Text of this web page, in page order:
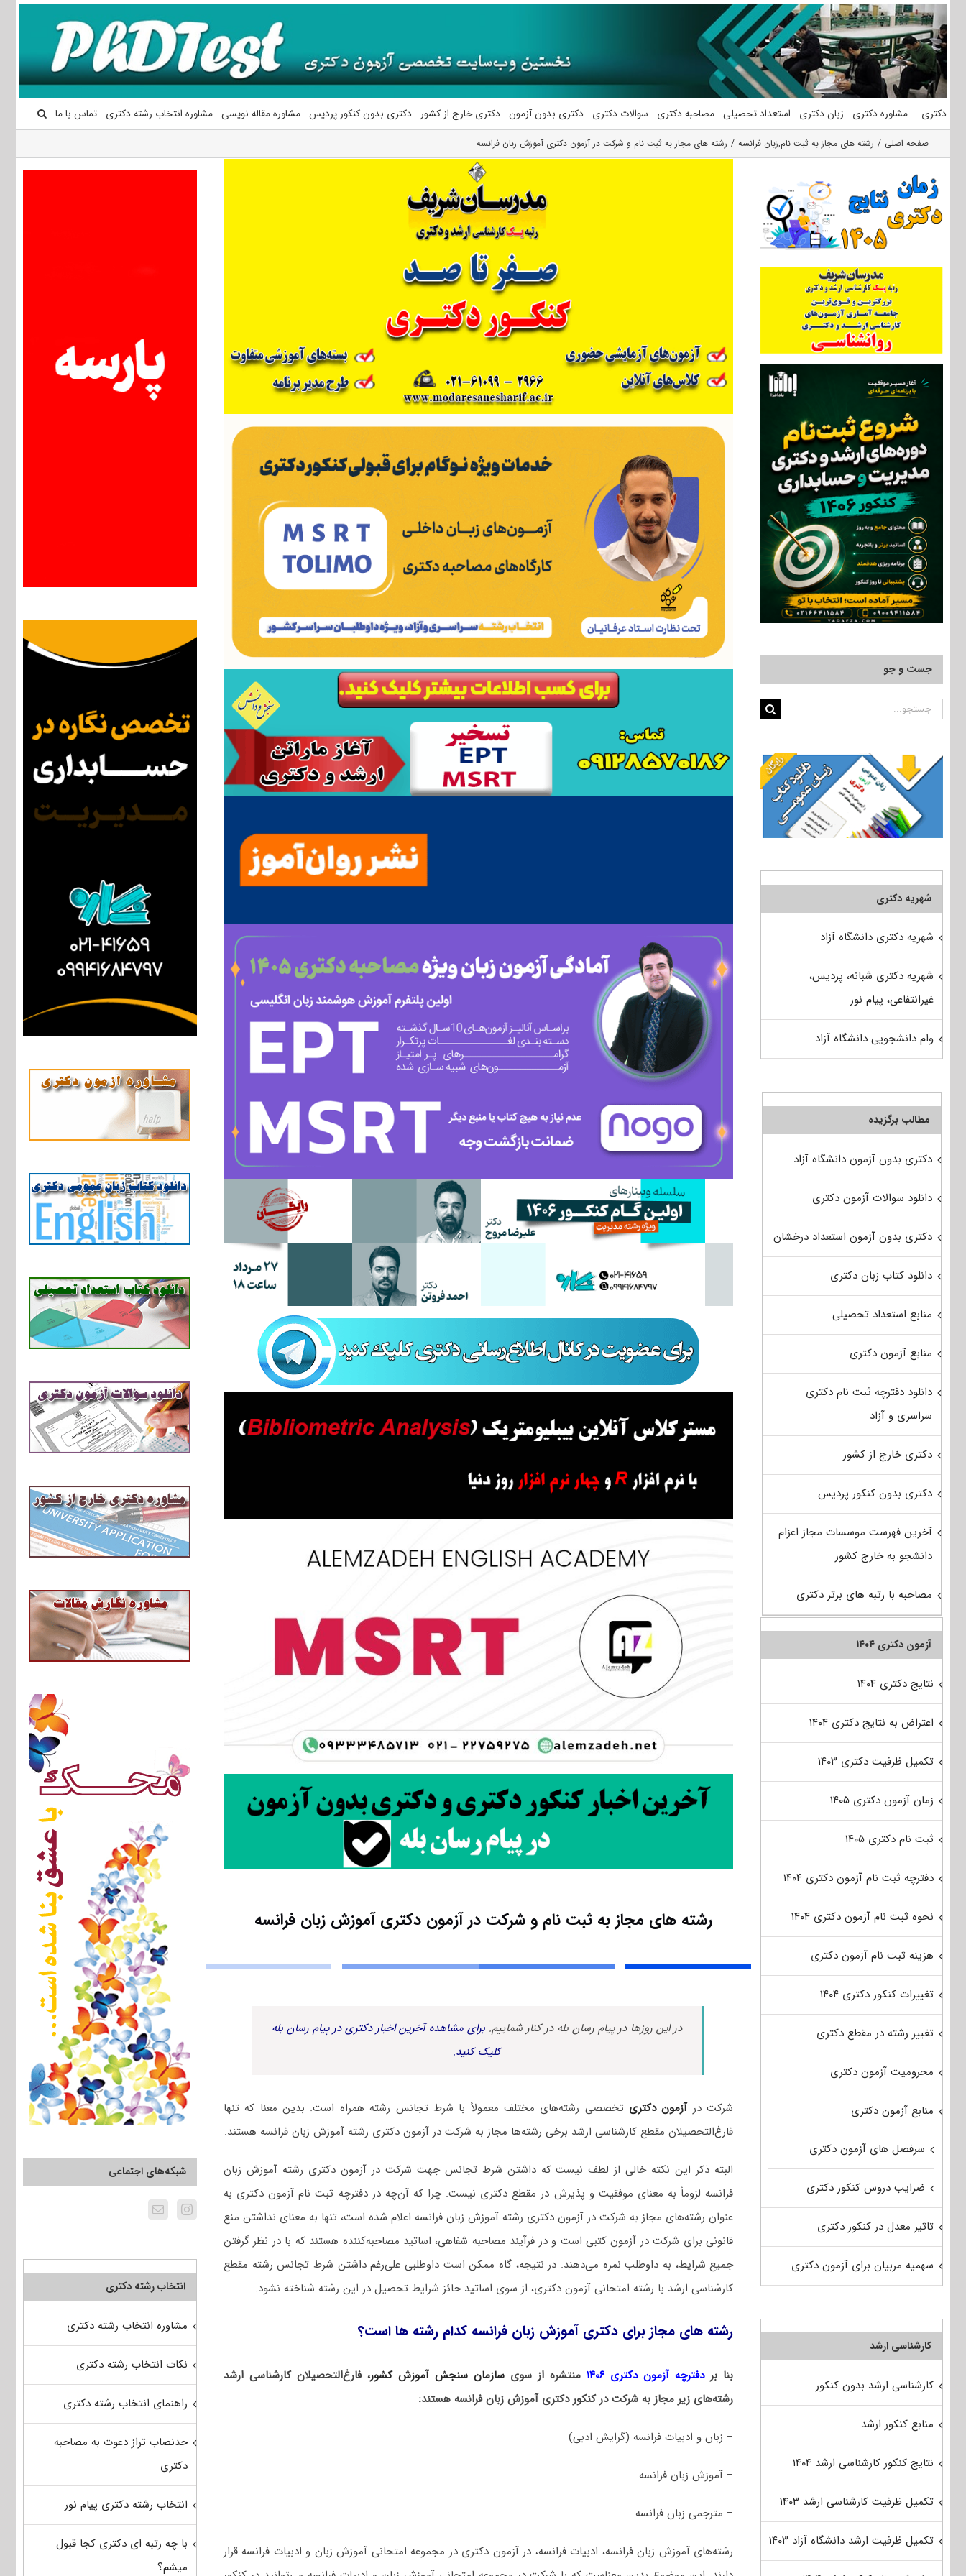
محتوا
دکتری مشاوره دکتری زبان دکتری استعداد تحصیلی مصاحبه دکتری سوالات دکتری دکتری بدون آزمون دکتری خارج از کشور دکتری بدون کنکور پردیس مشاوره مقاله نویسی مشاوره انتخاب رشته دکتری تماس با ما
صفحه اصلی رشته های مجاز به ثبت نام,زبان فرانسه رشته های مجاز به ثبت نام و شرکت در آزمون دکتری آموزش زبان فرانسه
رشته های مجاز به ثبت نام و شرکت در آزمون دکتری آموزش زبان فرانسه
در این روزها در پیام رسان بله در کنار شماییم. برای مشاهده آخرین اخبار دکتری در پیام رسان بله
کلیک کنید.
شرکت درآزمون دکتری تخصصی رشته‌های مختلف معمولاً با شرط تجانس رشته همراه است. بدین معنا که تنها
فارغ‌التحصیلان مقطع کارشناسی ارشد برخی رشته‌ها مجاز به شرکت در آزمون دکتری رشته آموزش زبان فرانسه هستند.
البته ذکر این نکته خالی از لطف نیست که داشتن شرط تجانس جهت شرکت در آزمون دکتری رشته آموزش زبان
فرانسه لزوماً به معنای موفقیت و پذیرش در مقطع دکتری نیست. چرا که آن‌چه در دفترچه ثبت نام آزمون دکتری به
عنوان رشته‌های مجاز به شرکت در آزمون دکتری رشته آموزش زبان فرانسه اعلام شده است، تنها به معنای نداشتن منع
قانونی برای شرکت در آزمون کتبی است و در فرآیند مصاحبه شفاهی، اساتید مصاحبه‌کننده هستند که با در نظر گرفتن
جمیع شرایط، به داوطلب نمره می‌دهند. در نتیجه، گاه ممکن است داوطلبی علی‌رغم داشتن شرط تجانس رشته مقطع
کارشناسی ارشد با رشته امتحانی آزمون دکتری، از سوی اساتید حائز شرایط تحصیل در این رشته شناخته نشود.
رشته های مجاز برای دکتری آموزش زبان فرانسه کدام رشته ها است؟
بنا بردفترچه آزمون دکتری ۱۴۰۶ منتشره از سوی سازمان سنجش آموزش کشور، فارغ‌التحصیلان کارشناسی ارشد
رشته‌های زیر مجاز به شرکت در کنکور دکتری آموزش زبان فرانسه هستند:
– زبان و ادبیات فرانسه (گرایش ادبی)
– آموزش زبان فرانسه
– مترجمی زبان فرانسه
رشته‌های آموزش زبان فرانسه، ادبیات فرانسه، در آزمون دکتری در مجموعه امتحانی آموزش زبان و ادبیات فرانسه قرار
شبکه‌های اجتماعی
انتخاب رشته دکتری
مشاوره انتخاب رشته دکتری
نکات انتخاب رشته دکتری
راهنمای انتخاب رشته دکتری
حدنصاب تراز دعوت به مصاحبه
دکتری
انتخاب رشته دکتری پیام نور
با چه رتبه ای دکتری کجا قبول
میشم؟
جست و جو
جستجو
شهریه دکتری
شهریه دکتری دانشگاه آزاد
شهریه دکتری شبانه، پردیس،
غیرانتفاعی، پیام نور
وام دانشجویی دانشگاه آزاد
مطالب برگزیده
دکتری بدون آزمون دانشگاه آزاد
دانلود سوالات آزمون دکتری
دکتری بدون آزمون استعداد درخشان
دانلود کتاب زبان دکتری
منابع استعداد تحصیلی
منابع آزمون دکتری
دانلود دفترچه ثبت نام دکتری
سراسری و آزاد
دکتری خارج از کشور
دکتری بدون کنکور پردیس
آخرین فهرست موسسات مجاز اعزام
دانشجو به خارج کشور
مصاحبه با رتبه های برتر دکتری
آزمون دکتری ۱۴۰۴
نتایج دکتری ۱۴۰۴
اعتراض به نتایج دکتری ۱۴۰۴
تکمیل ظرفیت دکتری ۱۴۰۳
زمان آزمون دکتری ۱۴۰۵
ثبت نام دکتری ۱۴۰۵
دفترچه ثبت نام آزمون دکتری ۱۴۰۴
نحوه ثبت نام آزمون دکتری ۱۴۰۴
هزینه ثبت نام آزمون دکتری
تغییرات کنکور دکتری ۱۴۰۴
تغییر رشته در مقطع دکتری
محرومیت آزمون دکتری
منابع آزمون دکتری
سرفصل های آزمون دکتری
ضرایب دروس کنکور دکتری
تاثیر معدل در کنکور دکتری
سهمیه مربیان برای آزمون دکتری
کارشناسی ارشد
کارشناسی ارشد بدون کنکور
منابع کنکور ارشد
نتایج کنکور کارشناسی ارشد ۱۴۰۴
تکمیل ظرفیت کارشناسی ارشد ۱۴۰۳
تکمیل ظرفیت ارشد دانشگاه آزاد ۱۴۰۳